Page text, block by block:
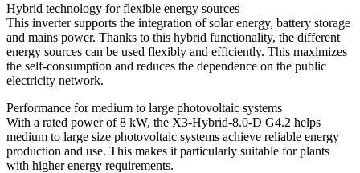
Hybrid technology for flexible energy sources
This inverter supports the integration of solar energy, battery storage
and mains power. Thanks to this hybrid functionality, the different
energy sources can be used flexibly and efficiently. This maximizes
the self-consumption and reduces the dependence on the public
electricity network.
Performance for medium to large photovoltaic systems
With a rated power of 8 kW, the X3-Hybrid-8.0-D G4.2 helps
medium to large size photovoltaic systems achieve reliable energy
production and use. This makes it particularly suitable for plants
with higher energy requirements.